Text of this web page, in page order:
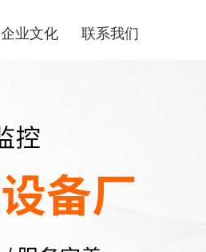
企业文化 联系我们